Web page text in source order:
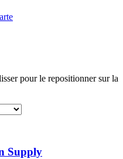
pour le repositionner sur la
Supply